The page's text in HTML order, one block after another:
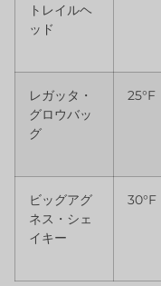
トレイルヘ
ッド
レガッタ・
グロウバッ
グ
25°F
ビッグアグ
ネス・シェ
イキー
30°F